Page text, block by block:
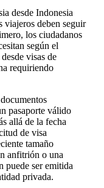
desde Indonesia
viajeros deben seguir
los ciudadanos
según el
visas de
requiriendo
pasaporte válido
allá de la fecha
de visa
tamaño
anfitrión o una
puede ser emitida
privada.